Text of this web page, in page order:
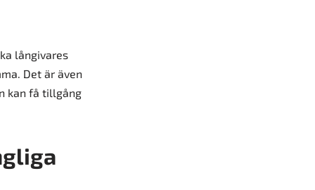
långivares
Det är även
kan få tillgång